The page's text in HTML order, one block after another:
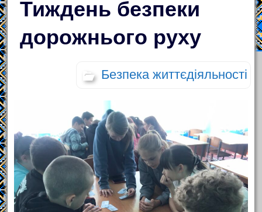
Тиждень безпеки
дорожнього руху
Безпека життєдіяльності